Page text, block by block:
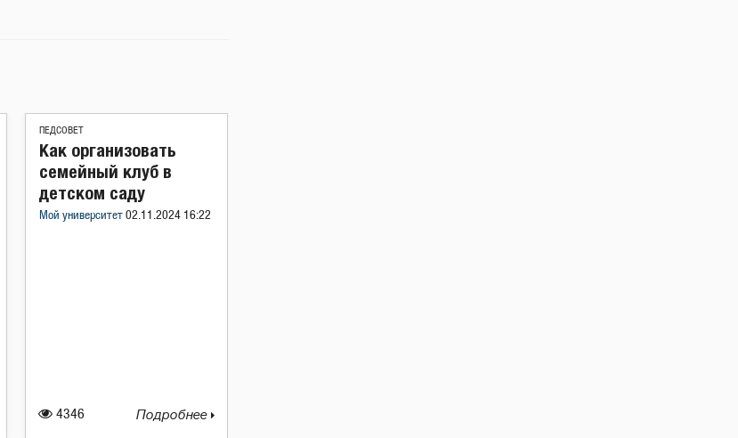
ПЕДСОВЕТ
4346
Как организовать
семейный клуб в
детском саду
Мой университет 02.11.2024 16:22
Подробнее